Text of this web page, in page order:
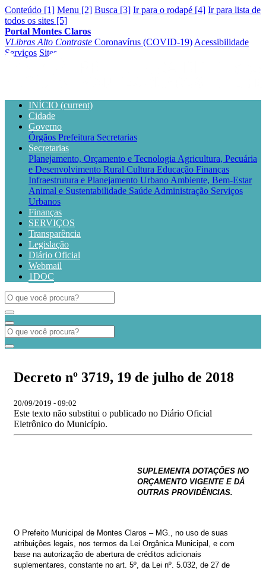
Conteúdo [1] Menu [2] Busca [3] Ir para o rodapé [4] Ir para lista de
todos os sites [5]
Portal Montes Claros
VLibras Alto Contraste Coronavírus (COVID-19) Acessibilidade
Serviços Sites
INÍCIO (current)
Cidade
Governo
Órgãos Prefeitura Secretarias
Secretarias
Planejamento, Orçamento e Tecnologia Agricultura, Pecuária
e Desenvolvimento Rural Cultura Educação Finanças
Infraestrutura e Planejamento Urbano Ambiente, Bem-Estar
Animal e Sustentabilidade Saúde Administração Serviços
Urbanos
Finanças
SERVIÇOS
Transparência
Legislação
Diário Oficial
Webmail
1DOC
Decreto nº 3719, 19 de julho de 2018
20/09/2019 - 09:02
Este texto não substitui o publicado no Diário Oficial
Eletrônico do Município.
SUPLEMENTA DOTAÇÕES NO
ORÇAMENTO VIGENTE E DÁ
OUTRAS PROVIDÊNCIAS.
O Prefeito Municipal de Montes Claros – MG., no uso de suas
atribuições legais, nos termos da Lei Orgânica Municipal, e com
base na autorização de abertura de créditos adicionais
suplementares, constante no art. 5º, da Lei nº. 5.032, de 27 de